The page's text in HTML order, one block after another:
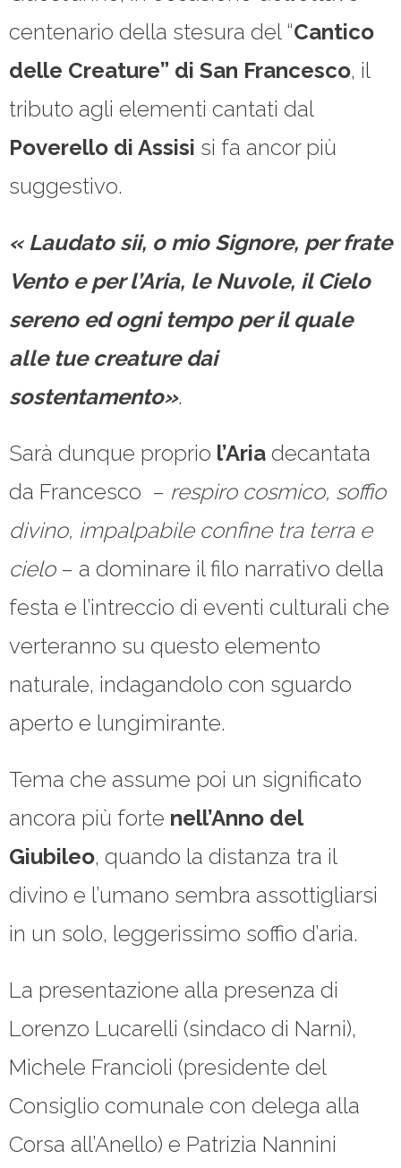
centenario della stesura del “Cantico
delle Creature” di San Francesco, il
tributo agli elementi cantati dal
Poverello di Assisi si fa ancor più
suggestivo.
« Laudato sii, o mio Signore, per frate
Vento e per l’Aria, le Nuvole, il Cielo
sereno ed ogni tempo per il quale
alle tue creature dai
sostentamento».
Sarà dunque proprio l’Aria decantata
da Francesco – respiro cosmico, soffio
divino, impalpabile confine tra terra e
cielo– a dominare il filo narrativo della
festa e l’intreccio di eventi culturali che
verteranno su questo elemento
naturale, indagandolo con sguardo
aperto e lungimirante.
Tema che assume poi un significato
ancora più forte nell’Anno del
Giubileo, quando la distanza tra il
divino e l’umano sembra assottigliarsi
in un solo, leggerissimo soffio d’aria.
La presentazione alla presenza di
Lorenzo Lucarelli (sindaco di Narni),
Michele Francioli (presidente del
Consiglio comunale con delega alla
Corsa all’Anello) e Patrizia Nannini